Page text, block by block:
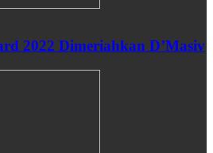
2022 Dimeriahkan D’Masiv